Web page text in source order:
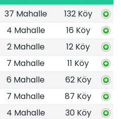
37 Mahalle
132 Köy
4 Mahalle
16 Köy
2 Mahalle
12 Köy
7 Mahalle
11 Köy
6 Mahalle
62 Köy
7 Mahalle
87 Köy
4 Mahalle
30 Köy